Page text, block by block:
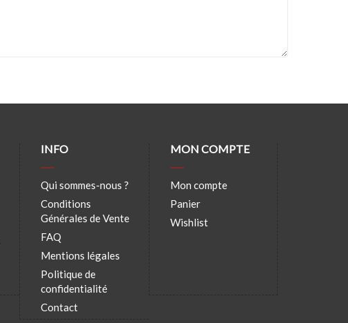
INFO
Qui sommes-nous ?
Conditions
Générales de Vente
FAQ
Mentions légales
Politique de
confidentialité
Contact
MON COMPTE
Mon compte
Panier
Wishlist